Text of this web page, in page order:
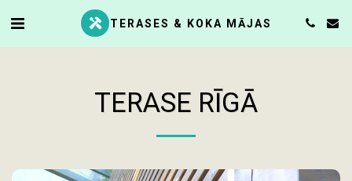
TERASES & KOKA MĀJAS
TERASE RĪGĀ